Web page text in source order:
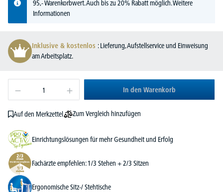
95,- Warenkorbwert. Auch bis zu 20% Rabatt möglich.Weitere
Informationen
Inklusive & kostenlos : Lieferung, Aufstellservice und Einweisung
am Arbeitsplatz.
In den Warenkorb
Auf den Merkzettel Zum Vergleich hinzufügen
Einrichtungslösungen für mehr Gesundheit und Erfolg
Fachärzte empfehlen: 1/3 Stehen + 2/3 Sitzen
Ergonomische Sitz-/ Stehtische